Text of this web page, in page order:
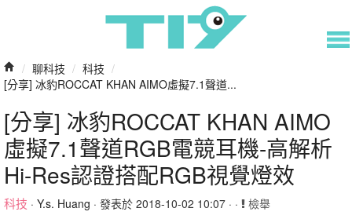
/ 聊科技 / 科技 /
[分享] 冰豹ROCCAT KHAN AIMO虛擬7.1聲道...
[分享] 冰豹ROCCAT KHAN AIMO
虛擬7.1聲道RGB電競耳機-高解析
Hi-Res認證搭配RGB視覺燈效
科技 · Y.s. Huang · 發表於 2018-10-02 10:07 · · 檢舉